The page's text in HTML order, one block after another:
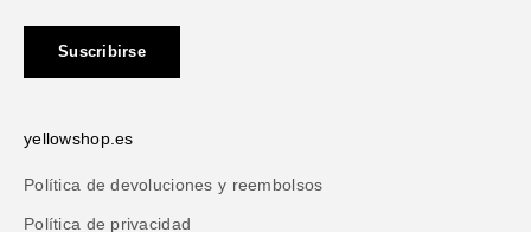
Suscribirse
yellowshop.es
Política de devoluciones y reembolsos
Política de privacidad